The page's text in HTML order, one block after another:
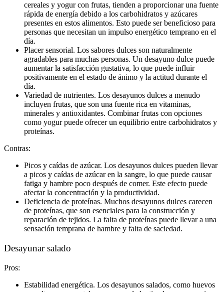
cereales y yogur con frutas, tienden a proporcionar una fuente
rápida de energía debido a los carbohidratos y azúcares
presentes en estos alimentos. Esto puede ser beneficioso para
personas que necesitan un impulso energético temprano en el
día.
Placer sensorial. Los sabores dulces son naturalmente
agradables para muchas personas. Un desayuno dulce puede
aumentar la satisfacción gustativa, lo que puede influir
positivamente en el estado de ánimo y la actitud durante el
día.
Variedad de nutrientes. Los desayunos dulces a menudo
incluyen frutas, que son una fuente rica en vitaminas,
minerales y antioxidantes. Combinar frutas con opciones
como yogur puede ofrecer un equilibrio entre carbohidratos y
proteínas.
Contras:
Picos y caídas de azúcar. Los desayunos dulces pueden llevar
a picos y caídas de azúcar en la sangre, lo que puede causar
fatiga y hambre poco después de comer. Este efecto puede
afectar la concentración y la productividad.
Deficiencia de proteínas. Muchos desayunos dulces carecen
de proteínas, que son esenciales para la construcción y
reparación de tejidos. La falta de proteínas puede llevar a una
sensación temprana de hambre y falta de saciedad.
Desayunar salado
Pros:
Estabilidad energética. Los desayunos salados, como huevos